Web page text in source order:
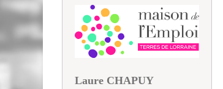
Laure CHAPUY